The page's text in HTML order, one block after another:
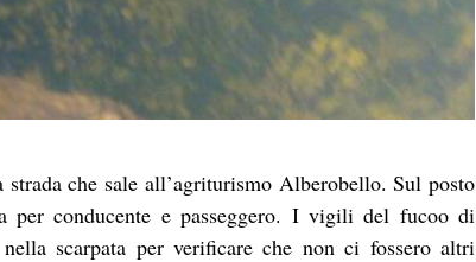
che sale all’agriturismo Alberobello. Sul posto
per conducente e passeggero. I vigili del fucoo di
scarpata per verificare che non ci fossero altri